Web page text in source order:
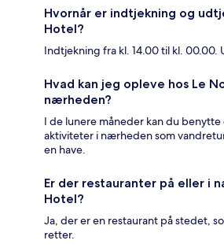
Hvornår er indtjekning og
Hotel?
Indtjekning fra kl. 14.00 til kl. 00.00.
Hvad kan jeg opleve hos Le
nærheden?
I de lunere måneder kan du
aktiviteter i nærheden som
en have.
Er der restauranter på eller i
Hotel?
Ja, der er en restaurant på stedet,
retter.